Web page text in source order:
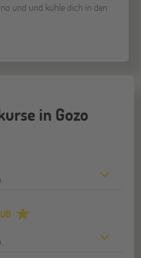
und und kühle dich in den
in Gozo